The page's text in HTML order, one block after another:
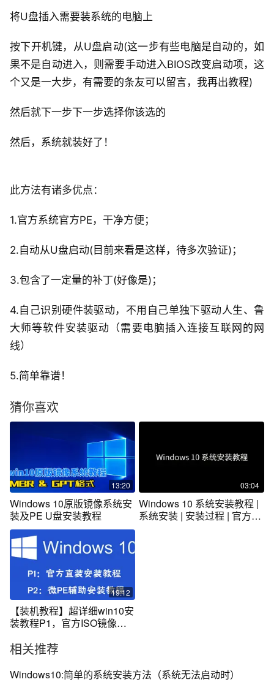
将U盘插入需要装系统的电脑上
按下开机键，从U盘启动(这一步有些电脑是自动的，如
果不是自动进入，则需要手动进入BIOS改变启动项，这
个又是一大步，有需要的条友可以留言，我再出教程)
然后就下一步下一步选择你该选的
然后，系统就装好了！
此方法有诸多优点：
1.官方系统官方PE，干净方便；
2.自动从U盘启动(目前来看是这样，待多次验证)；
3.包含了一定量的补丁(好像是)；
4.自己识别硬件装驱动，不用自己单独下驱动人生、鲁
大师等软件安装驱动（需要电脑插入连接互联网的网
线）
5.简单靠谱！
猜你喜欢
13:20
Windows 10原版镜像系统安
装及PE U盘安装教程
03:04
Windows 10 系统安装教程 |
系统安装 | 安装过程 | 官方镜
19:12
【装机教程】超详细win10安
装教程P1，官方ISO镜像文
相关推荐
Windows10:简单的系统安装方法（系统无法启动时）